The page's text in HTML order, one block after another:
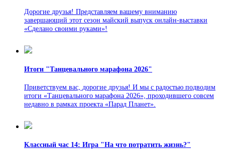
Дорогие друзья! Представляем вашему вниманию
завершающий этот сезон майский выпуск онлайн-выставки
«Сделано своими руками»!
Итоги "Танцевального марафона 2026"
Приветствуем вас, дорогие друзья! И мы с радостью подводим
итоги «Танцевального марафона 2026», проходившего совсем
недавно в рамках проекта «Парад Планет».
Классный час 14: Игра "На что потратить жизнь?"